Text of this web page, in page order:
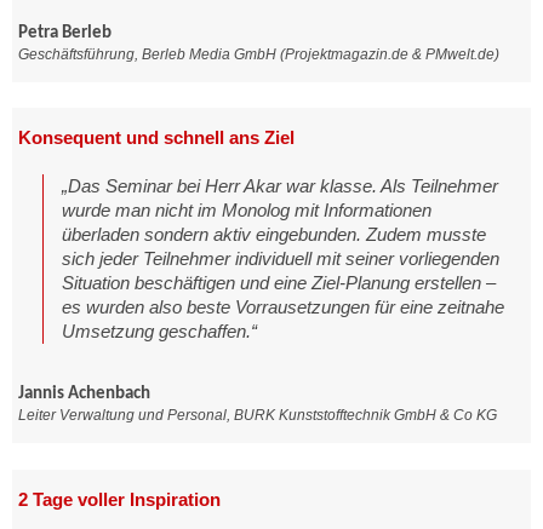
Petra Berleb
Geschäftsführung, Berleb Media GmbH (Projektmagazin.de & PMwelt.de)
Konsequent und schnell ans Ziel
„Das Seminar bei Herr Akar war klasse. Als Teilnehmer
wurde man nicht im Monolog mit Informationen
überladen sondern aktiv eingebunden. Zudem musste
sich jeder Teilnehmer individuell mit seiner vorliegenden
Situation beschäftigen und eine Ziel-Planung erstellen –
es wurden also beste Vorrausetzungen für eine zeitnahe
Umsetzung geschaffen.“
Jannis Achenbach
Leiter Verwaltung und Personal, BURK Kunststofftechnik GmbH & Co KG
2 Tage voller Inspiration